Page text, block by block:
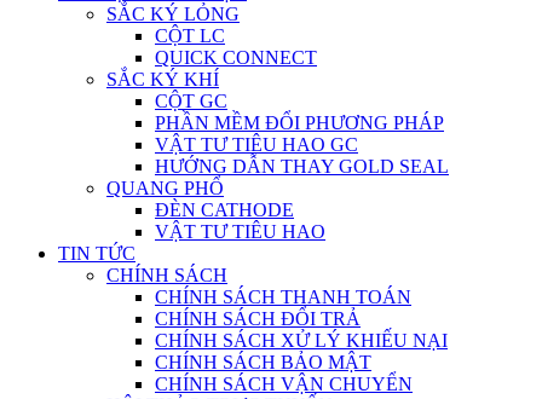
SẮC KÝ LỎNG
CỘT LC
QUICK CONNECT
SẮC KÝ KHÍ
CỘT GC
PHẦN MỀM ĐỔI PHƯƠNG PHÁP
VẬT TƯ TIÊU HAO GC
HƯỚNG DẪN THAY GOLD SEAL
QUANG PHỔ
ĐÈN CATHODE
VẬT TƯ TIÊU HAO
TIN TỨC
CHÍNH SÁCH
CHÍNH SÁCH THANH TOÁN
CHÍNH SÁCH ĐỔI TRẢ
CHÍNH SÁCH XỬ LÝ KHIẾU NẠI
CHÍNH SÁCH BẢO MẬT
CHÍNH SÁCH VẬN CHUYỂN